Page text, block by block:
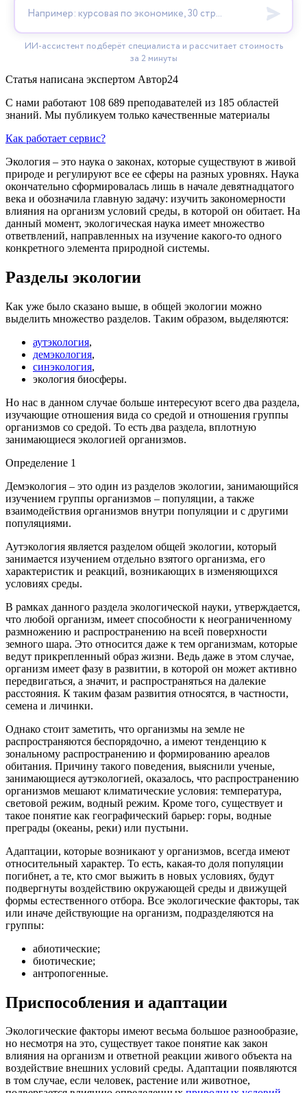
Статья написана экспертом Автор24
С нами работают 108 689 преподавателей из 185 областей
знаний. Мы публикуем только качественные материалы
Как работает сервис?
Экология – это наука о законах, которые существуют в живой
природе и регулируют все ее сферы на разных уровнях. Наука
окончательно сформировалась лишь в начале девятнадцатого
века и обозначила главную задачу: изучить закономерности
влияния на организм условий среды, в которой он обитает. На
данный момент, экологическая наука имеет множество
ответвлений, направленных на изучение какого-то одного
конкретного элемента природной системы.
Разделы экологии
Как уже было сказано выше, в общей экологии можно
выделить множество разделов. Таким образом, выделяются:
аутэкология,
демэкология,
синэкология,
экология биосферы.
Но нас в данном случае больше интересуют всего два раздела,
изучающие отношения вида со средой и отношения группы
организмов со средой. То есть два раздела, вплотную
занимающиеся экологией организмов.
Определение 1
Демэкология – это один из разделов экологии, занимающийся
изучением группы организмов – популяции, а также
взаимодействия организмов внутри популяции и с другими
популяциями.
Аутэкология является разделом общей экологии, который
занимается изучением отдельно взятого организма, его
характеристик и реакций, возникающих в изменяющихся
условиях среды.
В рамках данного раздела экологической науки, утверждается,
что любой организм, имеет способности к неограниченному
размножению и распространению на всей поверхности
земного шара. Это относится даже к тем организмам, которые
ведут прикрепленный образ жизни. Ведь даже в этом случае,
организм имеет фазу в развитии, в которой он может активно
передвигаться, а значит, и распространяться на далекие
расстояния. К таким фазам развития относятся, в частности,
семена и личинки.
Однако стоит заметить, что организмы на земле не
распространяются беспорядочно, а имеют тенденцию к
зональному распространению и формированию ареалов
обитания. Причину такого поведения, выяснили ученые,
занимающиеся аутэкологией, оказалось, что распространению
организмов мешают климатические условия: температура,
световой режим, водный режим. Кроме того, существует и
такое понятие как географический барьер: горы, водные
преграды (океаны, реки) или пустыни.
Адаптации, которые возникают у организмов, всегда имеют
относительный характер. То есть, какая-то доля популяции
погибнет, а те, кто смог выжить в новых условиях, будут
подвергнуты воздействию окружающей среды и движущей
формы естественного отбора. Все экологические факторы, так
или иначе действующие на организм, подразделяются на
группы:
абиотические;
биотические;
антропогенные.
Приспособления и адаптации
Экологические факторы имеют весьма большое разнообразие,
но несмотря на это, существует такое понятие как закон
влияния на организм и ответной реакции живого объекта на
воздействие внешних условий среды. Адаптации появляются
в том случае, если человек, растение или животное,